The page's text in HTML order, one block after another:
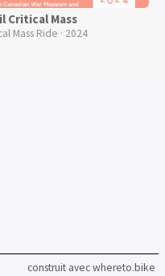
Critical Mass
Mass Ride · 2024
construit avec whereto.bike